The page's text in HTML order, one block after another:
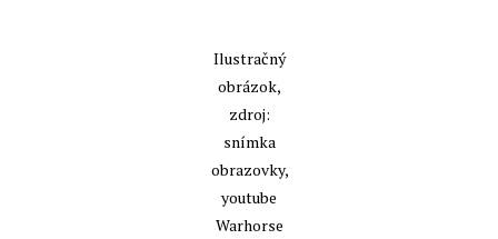
Ilustračný
obrázok,
zdroj:
snímka
obrazovky,
youtube
Warhorse